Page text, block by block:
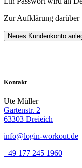
Zur Aufklärung darüber
Neues Kundenkonto
Kontakt
Ute Müller
Gartenstr. 2
63303 Dreieich
info@login-workout.de
+49 177 245 1960